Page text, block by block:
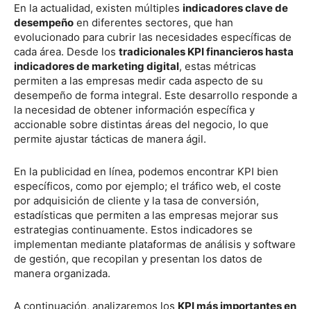
En la actualidad, existen múltiples indicadores clave de
desempeño en diferentes sectores, que han
evolucionado para cubrir las necesidades específicas de
cada área. Desde los tradicionales KPI financieros hasta
indicadores de marketing digital, estas métricas
permiten a las empresas medir cada aspecto de su
desempeño de forma integral. Este desarrollo responde a
la necesidad de obtener información específica y
accionable sobre distintas áreas del negocio, lo que
permite ajustar tácticas de manera ágil.
En la publicidad en línea, podemos encontrar KPI bien
específicos, como por ejemplo; el tráfico web, el coste
por adquisición de cliente y la tasa de conversión,
estadísticas que permiten a las empresas mejorar sus
estrategias continuamente. Estos indicadores se
implementan mediante plataformas de análisis y software
de gestión, que recopilan y presentan los datos de
manera organizada.
A continuación, analizaremos los KPI más importantes en